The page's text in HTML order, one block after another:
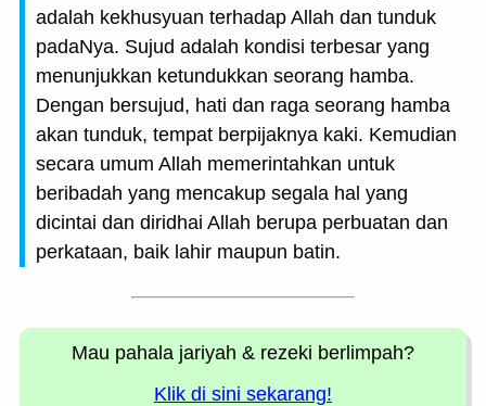
adalah kekhusyuan terhadap Allah dan tunduk
padaNya. Sujud adalah kondisi terbesar yang
menunjukkan ketundukkan seorang hamba.
Dengan bersujud, hati dan raga seorang hamba
akan tunduk, tempat berpijaknya kaki. Kemudian
secara umum Allah memerintahkan untuk
beribadah yang mencakup segala hal yang
dicintai dan diridhai Allah berupa perbuatan dan
perkataan, baik lahir maupun batin.
Mau pahala jariyah & rezeki berlimpah?
Klik di sini sekarang!